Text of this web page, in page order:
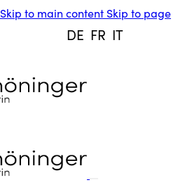
Skip to main content Skip to page
DE FR IT